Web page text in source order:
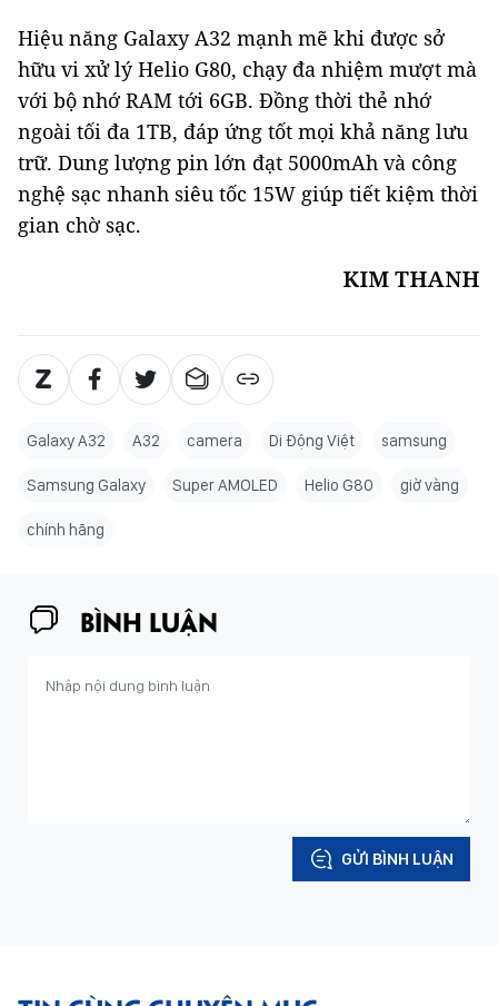
Hiệu năng Galaxy A32 mạnh mẽ khi được sở
hữu vi xử lý Helio G80, chạy đa nhiệm mượt mà
với bộ nhớ RAM tới 6GB. Đồng thời thẻ nhớ
ngoài tối đa 1TB, đáp ứng tốt mọi khả năng lưu
trữ. Dung lượng pin lớn đạt 5000mAh và công
nghệ sạc nhanh siêu tốc 15W giúp tiết kiệm thời
gian chờ sạc.
KIM THANH
Galaxy A32 A32 camera Di Động Việt samsung
Samsung Galaxy Super AMOLED Helio G80 giờ vàng
chính hãng
BÌNH LUẬN
GỬI BÌNH LUẬN